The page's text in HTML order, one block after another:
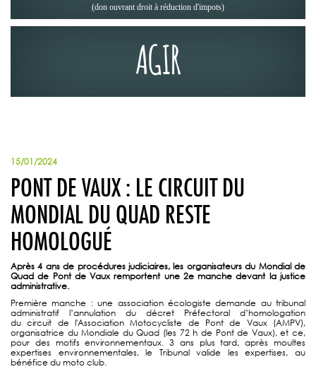
(don ouvrant droit à réduction d'impots)
AGIR
15/01/2024
PONT DE VAUX : LE CIRCUIT DU
MONDIAL DU QUAD RESTE
HOMOLOGUÉ
Après 4 ans de procédures judiciaires, les organisateurs du Mondial de
Quad de Pont de Vaux remportent une 2e manche devant la justice
administrative.
Première manche : une association écologiste demande au tribunal
administratif l’annulation du décret Préfectoral d’homologation
du circuit de l'Association Motocycliste de Pont de Vaux (AMPV),
organisatrice du Mondiale du Quad (les 72 h de Pont de Vaux), et ce,
pour des motifs environnementaux. 3 ans plus tard, après moultes
expertises environnementales, le Tribunal valide les expertises, au
bénéfice du moto club.